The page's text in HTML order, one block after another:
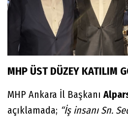
MHP ÜST DÜZEY KATILIM
MHP Ankara İl Başkanı
açıklamada; “İş insanı Sn.